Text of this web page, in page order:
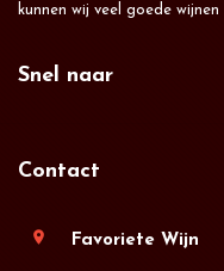
kunnen wij veel goede
Snel naar
Contact
location_on Favoriete Wijn